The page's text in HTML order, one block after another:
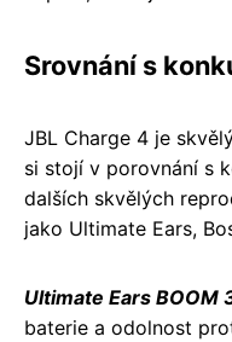
Srovnání s
JBL Charge 4 je
si stojí v porovnání s
dalších skvělých
jako Ultimate Ears,
Ultimate Ears BOOM
baterie a odolnost